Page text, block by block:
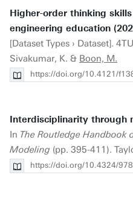
Higher-order thinking
engineering education
[Dataset Types › Dataset].
Sivakumar, K. & Boon, M.
https://doi.org/10.4121/
Interdisciplinarity through
In The Routledge Handbook
Modeling (pp. 395-411).
https://doi.org/10.4324/